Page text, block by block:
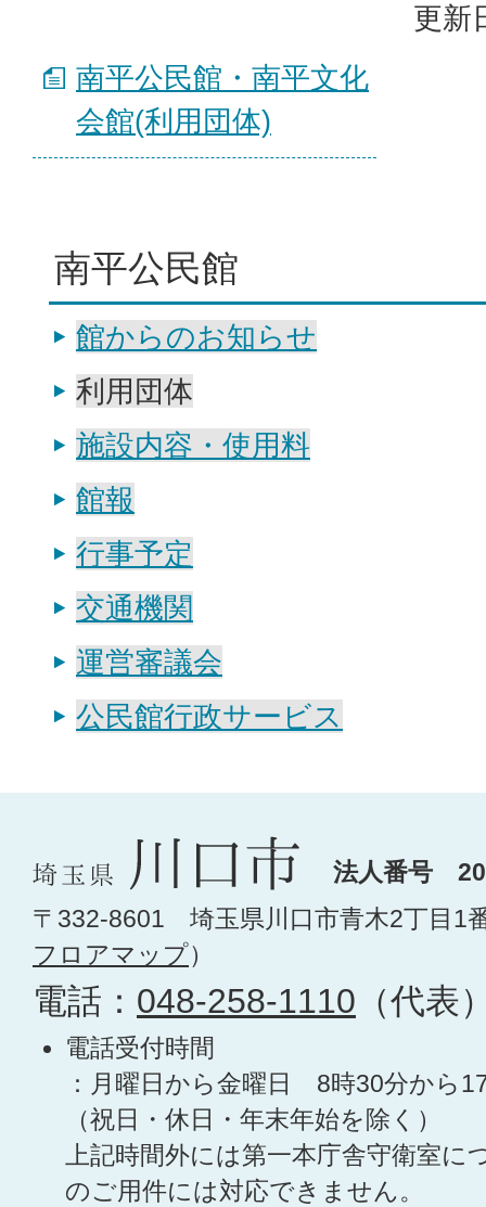
更新
南平公民館・南平文化
会館(利用団体)
南平公民館
館からのお知らせ
利用団体
施設内容・使用料
館報
行事予定
交通機関
運営審議会
公民館行政サービス
法人番号
〒332-8601 埼玉県川口市青木2丁目1
フロアマップ）
電話： 048-258-1110 （代表
電話受付時間
：月曜日から金曜日 8時30分から
（祝日・休日・年末年始を除く）
上記時間外には第一本庁舎守衛室に
のご用件には対応できません。